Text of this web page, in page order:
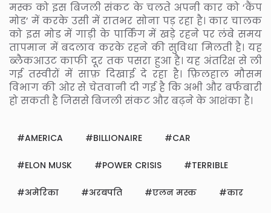
मस्क को इस बिजली संकट के चलते अपनी कार को ‘कैंप
मोड’ में करके उसी में रातभर सोना पड़ रहा है। कार चालक
को इस मोड में गाड़ी के पार्किंग में खड़े रहने पर लंबे समय
तापमान में बदलाव करके रहने की सुविधा मिलती है। यह
ब्‍लैकआउट काफी दूर तक पसरा हुआ है। यह अंतरिक्ष से ली
गई तस्‍वीरों में साफ़ दिखाई दे रहा है। फ़िलहाल मौसम
विभाग की ओर से चेतवानी दी गई है कि अभी और बर्फबारी
हो सकती है जिससे बिजली संकट और बढ़ने के आशंका है।
AMERICA BILLIONAIRE CAR
ELON MUSK POWER CRISIS TERRIBLE
अमेरिका अरबपति एलन मस्क कार